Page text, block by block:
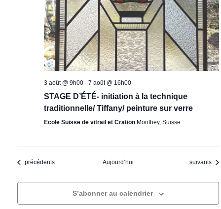
3 août @ 9h00- 7 août @ 16h00
STAGE D’ÉTÉ- initiation à la technique
traditionnelle/ Tiffany/ peinture sur verre
Ecole Suisse de vitrail et Cration Monthey, Suisse
Évènements
précédents Aujourd’hui suivants
S’abonner au calendrier